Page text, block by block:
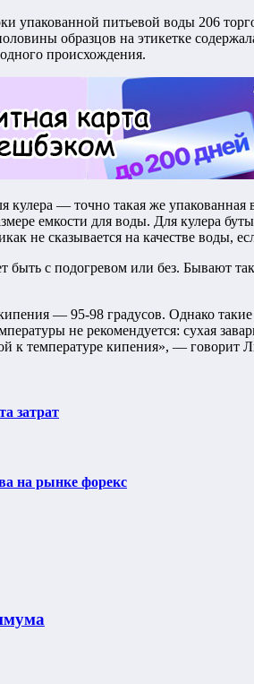
упакованной питьевой воды 206
образцов на этикетке
происхождения.
— точно такая же
емкости для воды. Для кулера
не сказывается на качестве воды,
с подогревом или без. Бывают
— 95-98 градусов. Однако
не рекомендуется: сухая
к температуре кипения», — говорит
затрат
на рынке форекс